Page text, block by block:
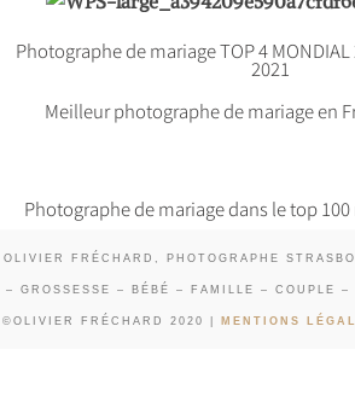
Photographe de mariage TOP 4 MONDIAL
2021
Meilleur photographe de mariage en
Photographe de mariage dans le top
OLIVIER FRÉCHARD, PHOTOGRAPHE
– GROSSESSE – BÉBÉ – FAMILLE – COUPLE –
©OLIVIER FRÉCHARD 2020 | MENTIONS